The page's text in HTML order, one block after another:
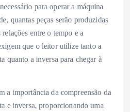
para operar a máquina
quantas peças serão produzidas
entre o tempo e a
que o leitor utilize tanto a
quanto a inversa para chegar à
a importância da compreensão da
e inversa, proporcionando uma